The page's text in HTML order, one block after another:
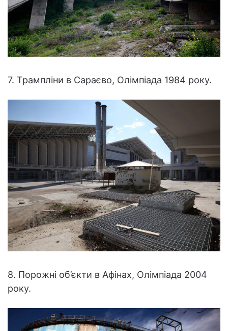
7. Трампліни в Сараєво, Олімпіада 1984 року.
8. Порожні об’єкти в Афінах, Олімпіада 2004
року.